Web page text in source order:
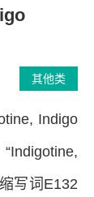
其他类
Indigo
写词E132